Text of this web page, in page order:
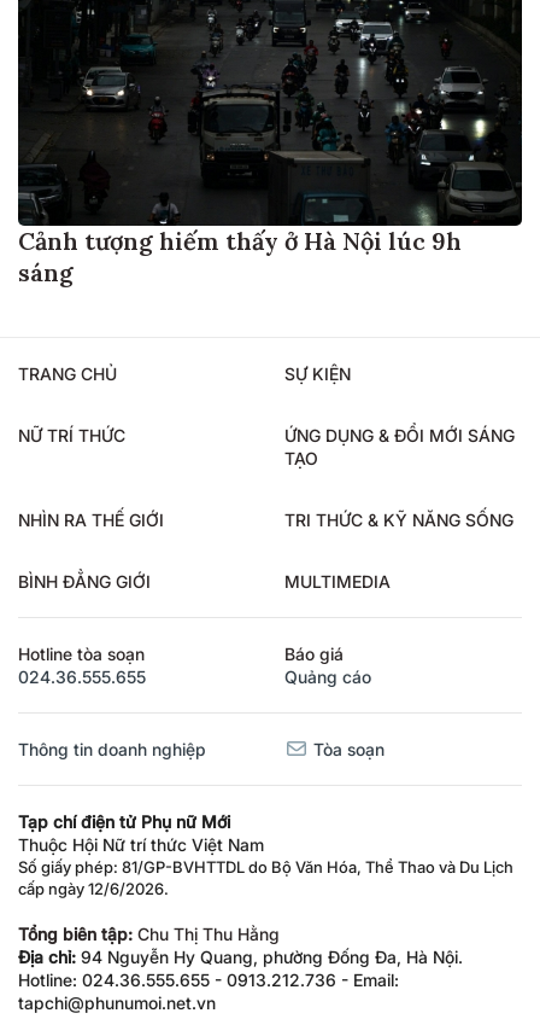
Cảnh tượng hiếm thấy ở Hà Nội lúc 9h
sáng
TRANG CHỦ SỰ KIỆN
NỮ TRÍ THỨC
ỨNG DỤNG & ĐỔI MỚI SÁNG
TẠO
NHÌN RA THẾ GIỚI TRI THỨC & KỸ NĂNG SỐNG
BÌNH ĐẲNG GIỚI MULTIMEDIA
Hotline tòa soạn
024.36.555.655
Báo giá
Quảng cáo
Thông tin doanh nghiệp Tòa soạn
Tạp chí điện tử Phụ nữ Mới
Thuộc Hội Nữ trí thức Việt Nam
Số giấy phép: 81/GP-BVHTTDL do Bộ Văn Hóa, Thể Thao và Du Lịch
cấp ngày 12/6/2026.
Tổng biên tập: Chu Thị Thu Hằng
Địa chỉ: 94 Nguyễn Hy Quang, phường Đống Đa, Hà Nội.
Hotline: 024.36.555.655 - 0913.212.736 - Email:
tapchi@phunumoi.net.vn